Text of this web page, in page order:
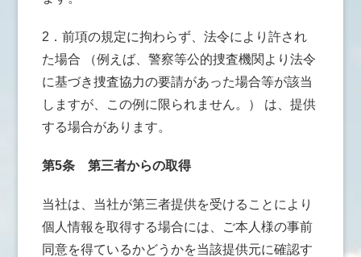
2．前項の規定に拘わらず、法令により許され
た場合 （例えば、警察等公的捜査機関より法令
に基づき捜査協力の要請があった場合等が該当
しますが、この例に限られません。） は、提供
する場合があります。
第5条第三者からの取得
当社は、当社が第三者提供を受けることにより
個人情報を取得する場合には、ご本人様の事前
同意を得ているかどうかを当該提供元に確認す